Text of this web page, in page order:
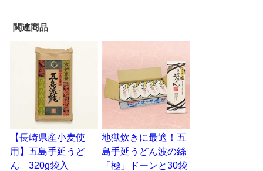
関連商品
【長崎県産小麦使
用】五島手延うど
ん 320g袋入
地獄炊きに最適！五
島手延うどん波の絲
「極」ドーンと30袋